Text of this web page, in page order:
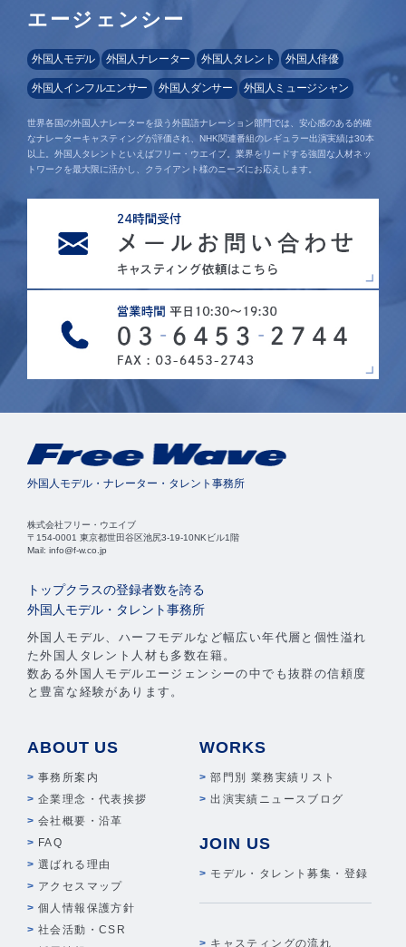
エージェンシー
外国人モデル 外国人ナレーター 外国人タレント 外国人俳優
外国人インフルエンサー 外国人ダンサー 外国人ミュージシャン
世界各国の外国人ナレーターを扱う外国語ナレーション部門では、安心感のある的確
なナレーターキャスティングが評価され、NHK関連番組のレギュラー出演実績は30本
以上。外国人タレントといえばフリー・ウエイブ。業界をリードする強固な人材ネッ
トワークを最大限に活かし、クライアント様のニーズにお応えします。
外国人モデル・ナレーター・タレント事務所
株式会社フリー・ウエイブ
〒154-0001 東京都世田谷区池尻3-19-10NKビル1階
Mail: info@f-w.co.jp
トップクラスの登録者数を誇る
外国人モデル・タレント事務所
外国人モデル、ハーフモデルなど幅広い年代層と個性溢れ
た外国人タレント人材も多数在籍。
数ある外国人モデルエージェンシーの中でも抜群の信頼度
と豊富な経験があります。
ABOUT US
事務所案内
企業理念・代表挨拶
会社概要・沿革
FAQ
選ばれる理由
アクセスマップ
個人情報保護方針
社会活動・CSR
WORKS
部門別 業務実績リスト
出演実績ニュースブログ
JOIN US
モデル・タレント募集・登録
キャスティングの流れ